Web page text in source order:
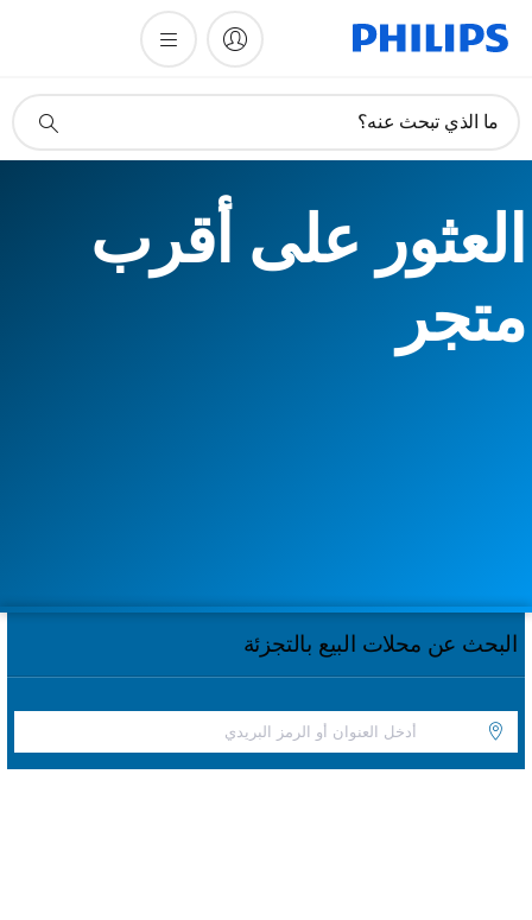
دعم
ما الذي تبحث عنه؟
العثور على أقرب
متجر
البحث عن محلات البيع بالتجزئة